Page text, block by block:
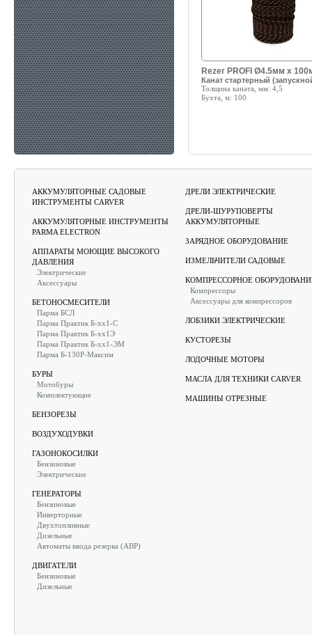
Rezer PROFI Ø4.5мм x
Канат стартерный
Толщина каната, мм: 4,5
Бухта, м: 100
АККУМУЛЯТОРНЫЕ САДОВЫЕ
ИНСТРУМЕНТЫ CARVER
АККУМУЛЯТОРНЫЕ ИНСТРУМЕНТЫ
PARMA ELECTRON
АППАРАТЫ МОЮЩИЕ ВЫСОКОГО
ДАВЛЕНИЯ
Электрические
Аксессуары
БЕТОНОСМЕСИТЕЛИ
Парма БСЛ
Парма Практик Б-хх1-С
Парма Практик Б-хх1Э
Парма Практик Б-хх1-ЭМ
Парма Б-130Р-Максим
БУРЫ
Мотобуры
Комплектующие
БЕНЗОРЕЗЫ
ВОЗДУХОДУВКИ
ГАЗОНОКОСИЛКИ
Бензиновые
Электрические
ГЕНЕРАТОРЫ
Бензиновые
Инверторные
Двухтопливные
Дизельные
Автоматы ввода резерва (АВР)
ДВИГАТЕЛИ
Бензиновые
Дизельные
ДРЕЛИ ЭЛЕКТРИЧЕСКИЕ
ДРЕЛИ-ШУРУПОВЕРТЫ
АККУМУЛЯТОРНЫЕ
ЗАРЯДНОЕ ОБОРУДОВАНИЕ
ИЗМЕЛЬЧИТЕЛИ САДОВЫЕ
КОМПРЕССОРНОЕ
Компрессоры
Аксессуары для компрессоров
ЛОБЗИКИ ЭЛЕКТРИЧЕСКИЕ
КУСТОРЕЗЫ
ЛОДОЧНЫЕ МОТОРЫ
МАСЛА ДЛЯ ТЕХНИКИ CARVER
МАШИНЫ ОТРЕЗНЫЕ